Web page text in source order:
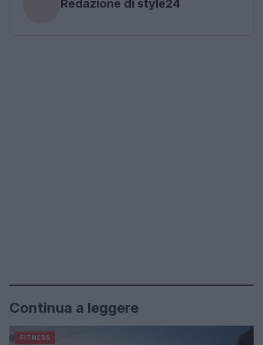
Redazione di style24
Continua a leggere
FITNESS